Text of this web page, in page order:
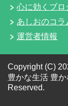
心に効くブロ
あしおのコラ
運営者情報
Copyright (C)
豊かな生活 豊
Reserved.